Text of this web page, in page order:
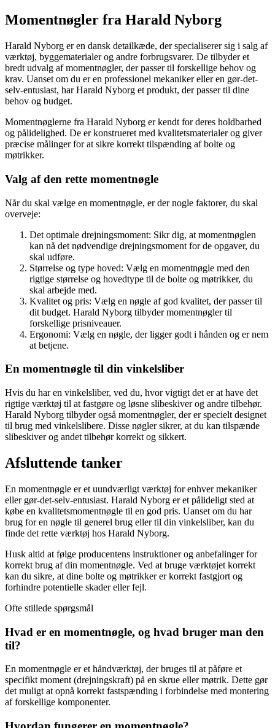
Momentnøgler fra Harald Nyborg
Harald Nyborg er en dansk detailkæde, der specialiserer sig i salg af
værktøj, byggematerialer og andre forbrugsvarer. De tilbyder et
bredt udvalg af momentnøgler, der passer til forskellige behov og
krav. Uanset om du er en professionel mekaniker eller en gør-det-
selv-entusiast, har Harald Nyborg et produkt, der passer til dine
behov og budget.
Momentnøglerne fra Harald Nyborg er kendt for deres holdbarhed
og pålidelighed. De er konstrueret med kvalitetsmaterialer og giver
præcise målinger for at sikre korrekt tilspænding af bolte og
møtrikker.
Valg af den rette momentnøgle
Når du skal vælge en momentnøgle, er der nogle faktorer, du skal
overveje:
Det optimale drejningsmoment: Sikr dig, at momentnøglen
kan nå det nødvendige drejningsmoment for de opgaver, du
skal udføre.
Størrelse og type hoved: Vælg en momentnøgle med den
rigtige størrelse og hovedtype til de bolte og møtrikker, du
skal arbejde med.
Kvalitet og pris: Vælg en nøgle af god kvalitet, der passer til
dit budget. Harald Nyborg tilbyder momentnøgler til
forskellige prisniveauer.
Ergonomi: Vælg en nøgle, der ligger godt i hånden og er nem
at betjene.
En momentnøgle til din vinkelsliber
Hvis du har en vinkelsliber, ved du, hvor vigtigt det er at have det
rigtige værktøj til at fastgøre og løsne slibeskiver og andre tilbehør.
Harald Nyborg tilbyder også momentnøgler, der er specielt designet
til brug med vinkelslibere. Disse nøgler sikrer, at du kan tilspænde
slibeskiver og andet tilbehør korrekt og sikkert.
Afsluttende tanker
En momentnøgle er et uundværligt værktøj for enhver mekaniker
eller gør-det-selv-entusiast. Harald Nyborg er et pålideligt sted at
købe en kvalitetsmomentnøgle til en god pris. Uanset om du har
brug for en nøgle til generel brug eller til din vinkelsliber, kan du
finde det rette værktøj hos Harald Nyborg.
Husk altid at følge producentens instruktioner og anbefalinger for
korrekt brug af din momentnøgle. Ved at bruge værktøjet korrekt
kan du sikre, at dine bolte og møtrikker er korrekt fastgjort og
forhindre potentielle skader eller fejl.
Ofte stillede spørgsmål
Hvad er en momentnøgle, og hvad bruger man den
til?
En momentnøgle er et håndværktøj, der bruges til at påføre et
specifikt moment (drejningskraft) på en skrue eller møtrik. Dette gør
det muligt at opnå korrekt fastspænding i forbindelse med montering
af forskellige komponenter.